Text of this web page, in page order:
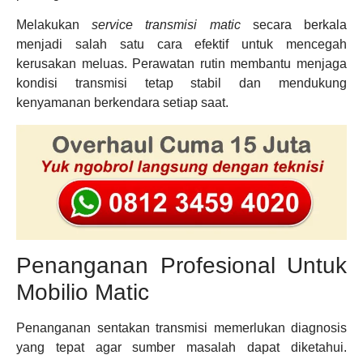
Melakukanservice transmisi maticsecara berkala
menjadi salah satu cara efektif untuk mencegah
kerusakan meluas. Perawatan rutin membantu menjaga
kondisi transmisi tetap stabil dan mendukung
kenyamanan berkendara setiap saat.
Penanganan Profesional Untuk
Mobilio Matic
Penanganan sentakan transmisi memerlukan diagnosis
yang tepat agar sumber masalah dapat diketahui.